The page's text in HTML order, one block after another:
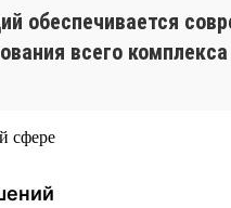
обеспечивается
всего комплекса